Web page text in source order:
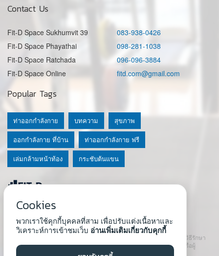
Contact Us
Fit-D Space Sukhumvit 39
083-938-0426
Fit-D Space Phayathai
098-281-1038
Fit-D Space Ratchada
096-096-3884
Fit-D Space Online
fitd.com@gmail.com
© 2020 Fit-D.com & Fit-D Finess
About Us | นโยบายความเป็นส่วนตัว|เงื่อนไขการใช้เว็บ
เนื้อหาที่ใช้ในเว็บนี้ ไม่สามารถใช้แทนคำปรึกษา คำแนะนำ วินิจฉัย หรือวิธีรักษา
โรคที่แนะนำจากผู้เชี่ยวชาญหรือแพทย์ได้ เราสนับสนุนให้ปรึกษาแพทย์หรือผู้
เชี่ยวชาญก่อนเริ่มโปรแกรมใหม่ทุกครั้ง
Popular Tags
ท่าออกกำลังกาย บทความ สุขภาพ
ออกกำลังกาย ที่บ้าน ท่าออกกำลังกาย ฟรี
เล่มกล้ามหน้าท้อง กระชับต้นแขน
Cookies
พวกเราใช้คุกกี้บุคคลที่สาม เพื่อปรับแต่งเนื้อหาและ
วิเคราะห์การเข้าชมเว็บ อ่านเพิ่มเติมเกี่ยวกับคุกกี้